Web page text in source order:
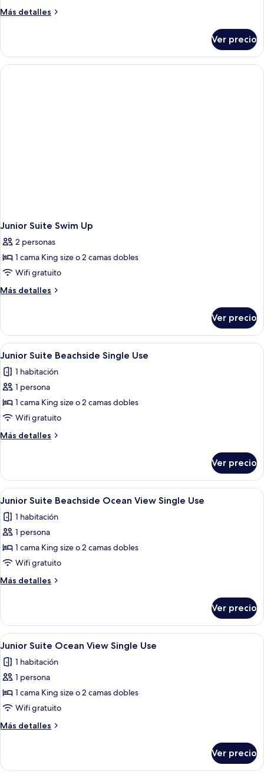
Más detalles
Más
Suite
Ocean
View
Ver precio
Junior Suite Swim Up
2 personas
1 cama King size o 2 camas dobles
Wifi gratuito
Más detalles
Más
Suite
Swim
Up
Ver precio
Abrir
todas
las
fotos
de
Junior
Suite
Beachside
Use
Un balcón con mobiliario de
6
Junior Suite Beachside Single Use
1 habitación
1 persona
1 cama King size o 2 camas dobles
Wifi gratuito
Más detalles
Más
Suite
Beachside
Single
Ver precio
Abrir
todas
las
fotos
de
Junior
Suite
Beachside
View
Single
Use
Un balcón con vistas a una playa y
6
Junior Suite Beachside Ocean View Single Use
1 habitación
1 persona
1 cama King size o 2 camas dobles
Wifi gratuito
Más detalles
Más
Suite
Beachside
Ocean
Single
Use
Ver precio
Abrir
todas
las
fotos
de
Junior
Suite
Ocean
Single
Use
Un balcón con vista al océano y las
7
Junior Suite Ocean View Single Use
1 habitación
1 persona
1 cama King size o 2 camas dobles
Wifi gratuito
Más detalles
Más
Suite
Ver precio